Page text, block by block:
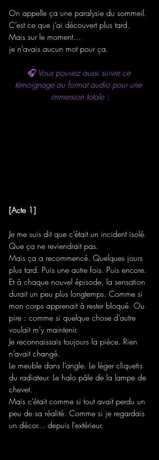
On appelle ça une paralysie du sommeil.
C’est ce que j’ai découvert plus tard.
Mais sur le moment…
je n’avais aucun mot pour ça.
🎧 Vous pouvez aussi suivre ce
témoignage au format audio pour une
immersion totale :
[Acte 1]
Je me suis dit que c’était un incident isolé.
Que ça ne reviendrait pas.
Mais ça a recommencé. Quelques jours
plus tard. Puis une autre fois. Puis encore.
Et à chaque nouvel épisode, la sensation
durait un peu plus longtemps. Comme si
mon corps apprenait à rester bloqué. Ou
pire : comme si quelque chose d’autre
voulait m’y maintenir.
Je reconnaissais toujours la pièce. Rien
n’avait changé.
Le meuble dans l’angle. Le léger cliquetis
du radiateur. Le halo pâle de la lampe de
chevet.
Mais c’était comme si tout avait perdu un
peu de sa réalité. Comme si je regardais
un décor… depuis l’extérieur.